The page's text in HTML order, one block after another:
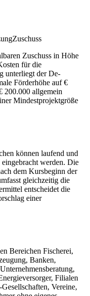
Zuschuss
Zuschuss in Höhe
für die
unterliegt der De-
Förderhöhe auf €
200.000 allgemein
Mindestprojektgröße
können laufend und
werden. Die
dem Kursbeginn der
gleichzeitig die
entscheidet die
einer
Bereichen Fischerei,
Banken,
Filialen
Vereine,